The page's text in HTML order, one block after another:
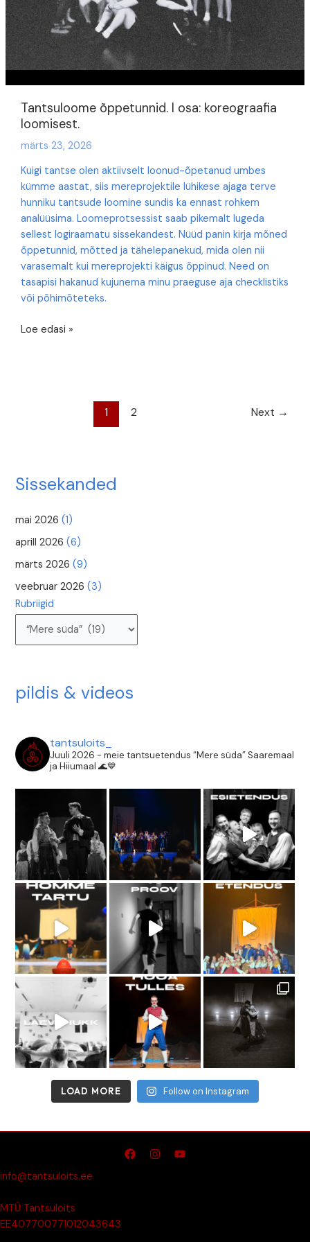
Tantsuloome õppetunnid. I osa: koreograafia
loomisest.
märts 23, 2026
Kuigi tantse olen aktiivselt loonud-õpetanud umbes
kümme aastat, siis mereprojektile lühikese ajaga terve
hunniku tantsude loomine sundis ka ennast rohkem
analüüsima. Loomeprotsessist saab pikemalt lugeda
sellest logiraamatu sissekandest. Nüüd panin kirja mõned
õppetunnid, mõtted ja tähelepanekud, mida olen nii
varasemalt kui mereprojekti käigus õppinud. Need on
tasapisi hakanud kujunema minu praeguse aja checklistiks
või põhimõteteks.
Tantsuloome
Loe edasi »
1 2 Next →
Sissekanded
mai 2026 (1)
aprill 2026 (6)
märts 2026 (9)
veebruar 2026 (3)
Rubriigid
pildis & videos
tantsuloits_
Juuli 2026 - meie tantsuetendus “Mere süda” Saaremaal
ja Hiiumaal 🌊💙
LOAD MORE Follow on Instagram
info@tantsuloits.ee
MTÜ Tantsuloits
EE407700771012043643